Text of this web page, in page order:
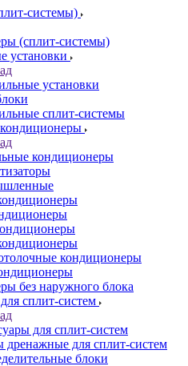
системы)
(сплит-системы)
установки
установки
сплит-системы
кондиционеры
кондиционеры
без наружного блока
сплит-систем
для сплит-систем
для сплит-систем
блоки